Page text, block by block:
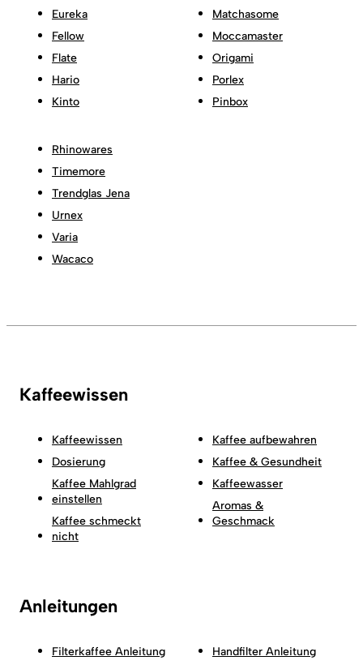
Eureka
Fellow
Flate
Hario
Kinto
Matchasome
Moccamaster
Origami
Porlex
Pinbox
Rhinowares
Timemore
Trendglas Jena
Urnex
Varia
Wacaco
Kaffeewissen
Kaffeewissen
Dosierung
Kaffee Mahlgrad
einstellen
Kaffee schmeckt
nicht
Kaffee aufbewahren
Kaffee & Gesundheit
Kaffeewasser
Aromas &
Geschmack
Anleitungen
Filterkaffee Anleitung
Handfilter Anleitung